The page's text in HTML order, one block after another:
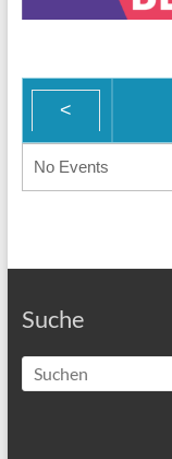
<
No Events
Suche